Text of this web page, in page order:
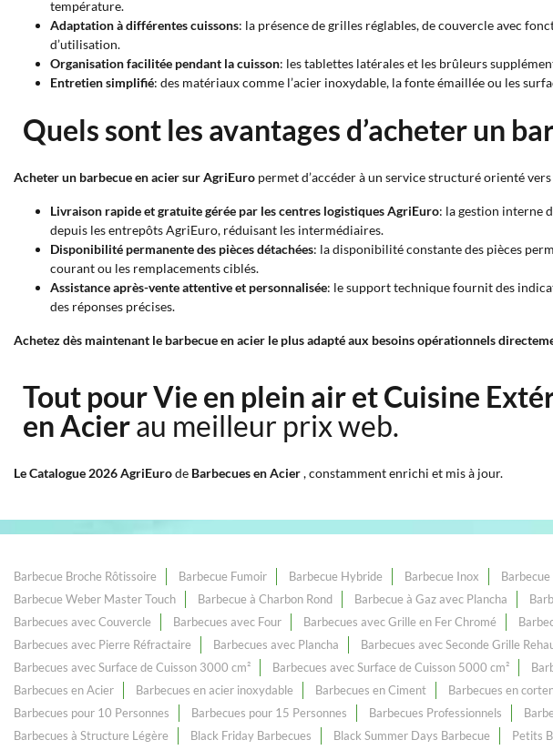
température.
Adaptation à différentes cuissons: la présence de grilles réglables, de couvercle avec
d’utilisation.
Organisation facilitée pendant la cuisson: les tablettes latérales et les brûleurs
Entretien simplifié: des matériaux comme l’acier inoxydable, la fonte émaillée ou les
Quels sont les avantages d’acheter un
Acheter un barbecue en acier sur AgriEuro permet d’accéder à un service structuré orienté
Livraison rapide et gratuite gérée par les centres logistiques AgriEuro: la gestion interne
depuis les entrepôts AgriEuro, réduisant les intermédiaires.
Disponibilité permanente des pièces détachées: la disponibilité constante des pièces
courant ou les remplacements ciblés.
Assistance après-vente attentive et personnalisée: le support technique fournit des
des réponses précises.
Achetez dès maintenant le barbecue en acier le plus adapté aux besoins opérationnels
Tout pour Vie en plein air et Cuisine
en Acierau meilleur prix web.
Le Catalogue 2026 AgriEurode Barbecues en Acier, constamment enrichi et mis à jour.
Barbecue Broche Rôtissoire Barbecue Fumoir Barbecue Hybride Barbecue Inox
Barbecue Weber Master Touch
Barbecue à Charbon Rond Barbecue à Gaz avec Plancha
Barbecues avec Couvercle
Barbecues avec Four Barbecues avec Grille en Fer Chromé
Barbecues avec Pierre Réfractaire
Barbecues avec Plancha Barbecues avec Seconde Grille
Barbecues avec Surface de Cuisson 3000 cm²
Barbecues avec Surface de Cuisson 5000 cm²
Barbecues en Acier
Barbecues en acier inoxydable Barbecues en Ciment Barbecues en
Barbecues pour 10 Personnes
Barbecues pour 15 Personnes Barbecues Professionnels
Barbecues à Structure Légère
Black Friday Barbecues Black Summer Days Barbecue Petits